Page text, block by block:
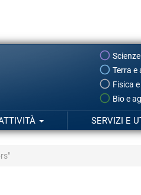
Terra e
Fisica
Bio e
SERVIZI E